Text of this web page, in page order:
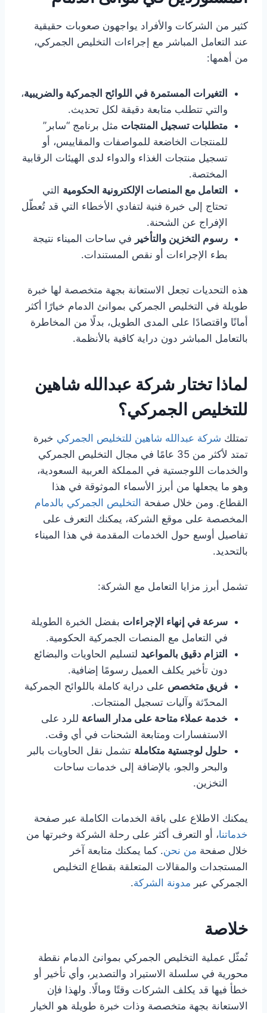
كثير من الشركات والأفراد يواجهون صعوبات حقيقية
عند التعامل المباشر مع إجراءات التخليص الجمركي،
من أهمها:
التغيرات المستمرة في اللوائح الجمركية والضريبية،
والتي تتطلب متابعة دقيقة لكل تحديث.
متطلبات تسجيل المنتجات مثل برنامج “سابر”
للمنتجات الخاضعة للمواصفات والمقاييس، أو
تسجيل منتجات الغذاء والدواء لدى الهيئات الرقابية
المختصة.
التعامل مع المنصات الإلكترونية الحكومية التي
تحتاج إلى خبرة فنية لتفادي الأخطاء التي قد تُعطّل
الإفراج عن الشحنة.
رسوم التخزين والتأخير في ساحات الميناء نتيجة
بطء الإجراءات أو نقص المستندات.
هذه التحديات تجعل الاستعانة بجهة متخصصة لها خبرة
طويلة في التخليص الجمركي بموانئ الدمام خيارًا أكثر
أمانًا واقتصادًا على المدى الطويل، بدلًا من المخاطرة
بالتعامل المباشر دون دراية كافية بالأنظمة.
لماذا تختار شركة عبدالله شاهين
للتخليص الجمركي؟
تمتلك شركة عبدالله شاهين للتخليص الجمركي خبرة
تمتد لأكثر من 35 عامًا في مجال التخليص الجمركي
والخدمات اللوجستية في المملكة العربية السعودية،
وهو ما يجعلها من أبرز الأسماء الموثوقة في هذا
القطاع. ومن خلال صفحة التخليص الجمركي بالدمام
المخصصة على موقع الشركة، يمكنك التعرف على
تفاصيل أوسع حول الخدمات المقدمة في هذا الميناء
بالتحديد.
تشمل أبرز مزايا التعامل مع الشركة:
سرعة في إنهاء الإجراءات بفضل الخبرة الطويلة
في التعامل مع المنصات الجمركية الحكومية.
التزام دقيق بالمواعيد لتسليم الحاويات والبضائع
دون تأخير يكلف العميل رسومًا إضافية.
فريق متخصص على دراية كاملة باللوائح الجمركية
المحدّثة وآليات تسجيل المنتجات.
خدمة عملاء متاحة على مدار الساعة للرد على
الاستفسارات ومتابعة الشحنات في أي وقت.
حلول لوجستية متكاملة تشمل نقل الحاويات بالبر
والبحر والجو، بالإضافة إلى خدمات ساحات
التخزين.
يمكنك الاطلاع على باقة الخدمات الكاملة عبر صفحة
خدماتنا، أو التعرف أكثر على رحلة الشركة وخبرتها من
خلال صفحة من نحن. كما يمكنك متابعة آخر
المستجدات والمقالات المتعلقة بقطاع التخليص
الجمركي عبر مدونة الشركة.
خلاصة
تُمثّل عملية التخليص الجمركي بموانئ الدمام نقطة
محورية في سلسلة الاستيراد والتصدير، وأي تأخير أو
خطأ فيها قد يكلف الشركات وقتًا ومالًا. ولهذا فإن
الاستعانة بجهة متخصصة وذات خبرة طويلة هو الخيار